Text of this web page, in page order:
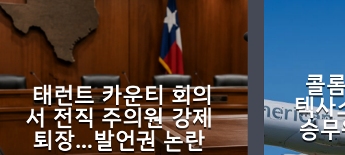
태런트 카운티 회의
서 전직 주의원 강제
퇴장…발언권 논란
콜
텍사
승